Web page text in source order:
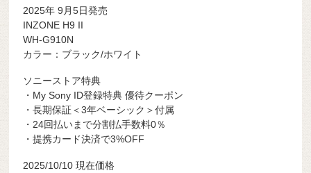
2025年 9月5日発売
INZONE H9 II
WH-G910N
カラー：ブラック/ホワイト
ソニーストア特典
・My Sony ID登録特典 優待クーポン
・長期保証＜3年ベーシック＞付属
・24回払いまで分割払手数料0％
・提携カード決済で3%OFF
2025/10/10 現在価格